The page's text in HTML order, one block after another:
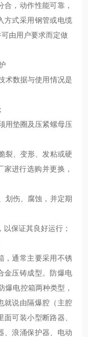
，动作性能可靠，
方式采用钢管或电缆
由用户要求而定做
术数据与使用情况是
用垫圈及压紧螺母压
裂、变形、发粘或硬
进行选购并更换，
划伤、腐蚀，并定期
保证其良好运行；
，通常主要采用不锈
金压铸成型。防爆电
爆电控箱两种类型，
就说由隔爆腔（主腔
可装小型断路器、
、浪涌保护器、电动